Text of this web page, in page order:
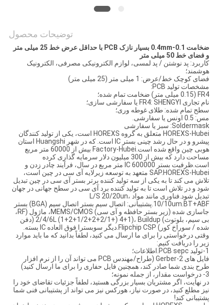
توضیحات محصول
ضخامت 0.1-0.4mm بسیار نازک PCB با حداقل عرض خط 25 میلی متر
و فضای خط 50 میلی متر
کاربرد: پد نوشتن / پد لمسی، لوازم الکترونیکی مصرفی، الکترونیک
هوشمند؛
فضای کوچک خط/عرض: 1 میلی متر (25 میلی متر)
مشخصات تولید PCB:
FR4 (0.15 میلی متر) ضخامت تمام شده؛
نام تجاری FR4: SHENGYI یا سفارشی سازی؛
سطح تمام شده: طلای غوطه وری؛
مس: 0.5 اونس یا سفارشی.
Soldermask: سبز یا سفارشی
HOREXS-Hubei متعلق به گروه HOREXS است، یکی از تولید کنندگان
پیشرو و در حال رشد چینی بستر IC است. که در شهر Huangshi استان
هوبی چین واقع شده است.Factory-Hubei بیش از 60000 متر مربع
مساحت دارد که بیش از 300 میلیون دلار سرمایه گذاری کرده
است.ظرفیت بستر IC 600000 متر مربع در سال، فرآیند چادر زدن و
SAP.HOREXS-Hubei متعهد به توسعه زیرلایه آی سی در چین است،
تلاش می کند تا به یکی از سه تولید کننده برتر بستر آی سی در چین تبدیل
شود و در تلاش است تا به تولید کننده برد آی سی در سطح جهانی در جهان
تبدیل شود.فناوری مانند مواد L/S 20/20un،
10/10um.BT+ABF.پشتیبانی: اتصال سیم بستر اتصال سیم (BGA) بستر
جاسازی شده (زیر بستر حافظه و آی سی) MEMS/CMOS، ماژول (RF،
بی سیم، بلوتوث) 2/4/6L (1+2+1/2+2+2/1+) 4+1)، Buildup (دفن
شده / سوراخ کور) Flipchip CSP.دیگر سوبسترا فوق العاده IC بسته.
وقتی درخواستی را برای ما ارسال می کنید، لطفاً بدانید که ما باید موارد
زیر را دریافت کنیم:
1-تولید PCB sepc.اطلاعات؛
فایل های 2-Gerber (طراح/مهندس PCB می تواند آن را از نرم افزار
طرح بندی شما صادر کند، همچنین فایل حفاری را برای ما ارسال کنید)
3- درخواست مقدار، از جمله نمونه؛
در نهایت، اگر مشتریان بسیار بزرگی هستید، لطفاً جزئیات تقاضای خود را
نیز مطلع کنید، در صورت نیاز، هورکس نیز می تواند از پشتیبانی فنی شما
پشتیبانی کند!